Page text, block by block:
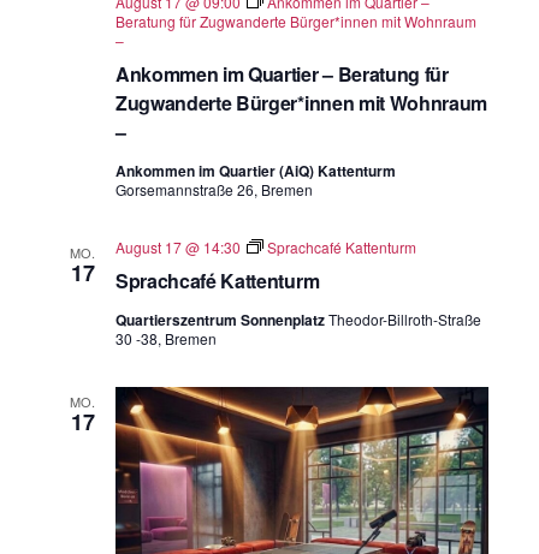
Ankommen im Quartier – Beratung für
Zugwanderte Bürger*innen mit Wohnraum
–
Beratung für Zugwanderte Bürger*innen mit Wohnraum
–
Ankommen im Quartier (AiQ) Kattenturm
Gorsemannstraße 26, Bremen
MO.
17 Sprachcafé Kattenturm
August 17 @ 14:30 Sprachcafé Kattenturm
Quartierszentrum SonnenplatzTheodor-Billroth-Straße
30 -38, Bremen
MO.
17